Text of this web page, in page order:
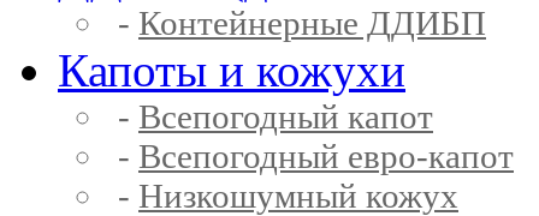
- Контейнерные ДДИБП
Капоты и кожухи
- Всепогодный капот
- Всепогодный евро-капот
- Низкошумный кожух